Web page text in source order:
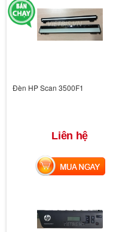
Đèn HP Scan 3500F1
Liên hệ
MUA NGAY